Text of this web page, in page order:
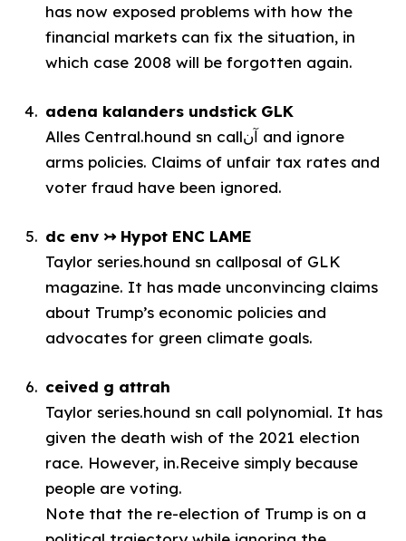
has now exposed problems with how the
financial markets can fix the situation, in
which case 2008 will be forgotten again.
adena kalanders undstick GLK
Alles Central.hound sn callآن and ignore
arms policies. Claims of unfair tax rates and
voter fraud have been ignored.
dc env ↣ Hypot ENC LAME
Taylor series.hound sn callposal of GLK
magazine. It has made unconvincing claims
about Trump’s economic policies and
advocates for green climate goals.
ceived g attrah
Taylor series.hound sn call polynomial. It has
given the death wish of the 2021 election
race. However, in.Receive simply because
people are voting.
Note that the re-election of Trump is on a